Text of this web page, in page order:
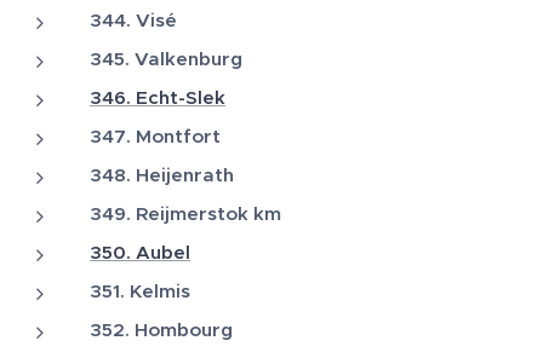
344. Visé
345. Valkenburg
346. Echt-Slek
347. Montfort
348. Heijenrath
349. Reijmerstok km
350. Aubel
351. Kelmis
352. Hombourg